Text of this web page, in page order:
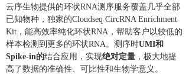
云序生物提供的环状RNA测序服务覆盖几乎全部
已知物种，独家的Cloudseq CircRNA Enrichment
Kit，能高效率纯化环状RNA，帮助客户以较低的
样本检测到更多的环状RNA。测序时UMI和
Spike-in的结合应用，实现绝对定量 ，极大地提
高了数据的准确性、可比性和生物学意义。